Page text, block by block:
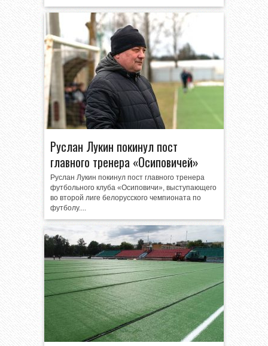
Руслан Лукин покинул пост
главного тренера «Осиповичей»
Руслан Лукин покинул пост главного тренера
футбольного клуба «Осиповичи», выступающего
во второй лиге белорусского чемпионата по
футболу....